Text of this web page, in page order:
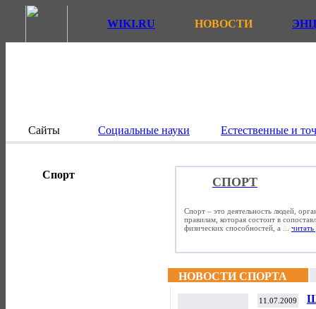
WIKI.RU НОВОСТИ
Сайты Социальные науки Естественные и
Спорт
СПОРТ
Спорт – это деятельность людей,
правилам, которая состоит в
физических способностей, а ... читать
НОВОСТИ СПОРТА
11.07.2009